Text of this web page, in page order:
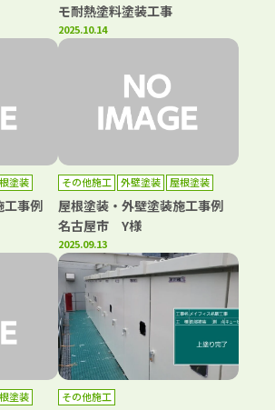
モ耐熱塗料塗装工事
2025.10.14
塗装
工事例
その他施工 外壁塗装 屋根塗装
屋根塗装・外壁塗装施工事例
名古屋市 Y様
2025.09.13
塗装 その他施工